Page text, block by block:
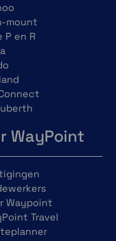
mount
P en R
WayPoint
Waypoint
Travel